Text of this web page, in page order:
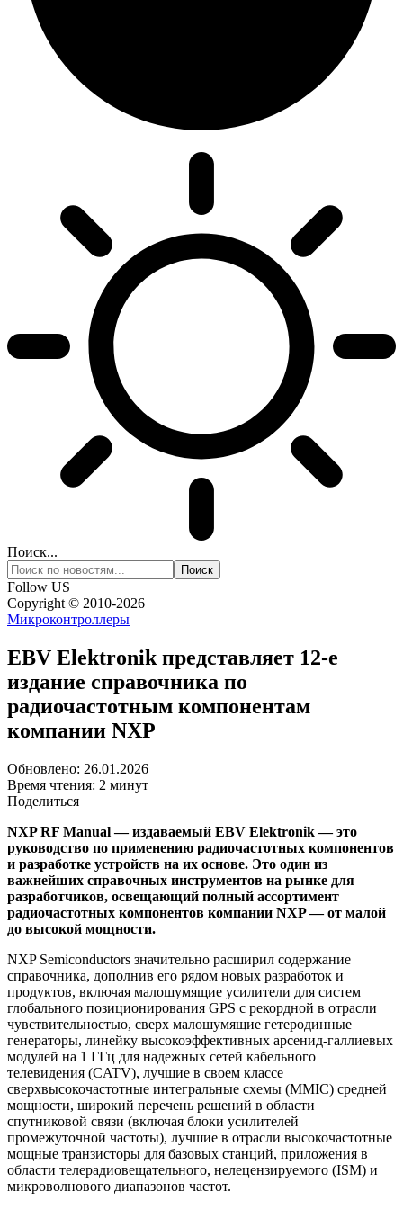
Поиск...
Follow US
Copyright © 2010-2026
Микроконтроллеры
EBV Elektronik представляет 12-е
издание справочника по
радиочастотным компонентам
компании NXP
Обновлено: 26.01.2026
Время чтения: 2 минут
Поделиться
NXP RF Manual — издаваемый EBV Elektronik — это
руководство по применению радиочастотных компонентов
и разработке устройств на их основе. Это один из
важнейших справочных инструментов на рынке для
разработчиков, освещающий полный ассортимент
радиочастотных компонентов компании NXP — от малой
до высокой мощности.
NXP Semiconductors значительно расширил содержание
справочника, дополнив его рядом новых разработок и
продуктов, включая малошумящие усилители для систем
глобального позиционирования GPS с рекордной в отрасли
чувствительностью, сверх малошумящие гетеродинные
генераторы, линейку высокоэффективных арсенид-галлиевых
модулей на 1 ГГц для надежных сетей кабельного
телевидения (CATV), лучшие в своем классе
сверхвысокочастотные интегральные схемы (MMIC) средней
мощности, широкий перечень решений в области
спутниковой связи (включая блоки усилителей
промежуточной частоты), лучшие в отрасли высокочастотные
мощные транзисторы для базовых станций, приложения в
области телерадиовещательного, нелецензируемого (ISM) и
микроволнового диапазонов частот.